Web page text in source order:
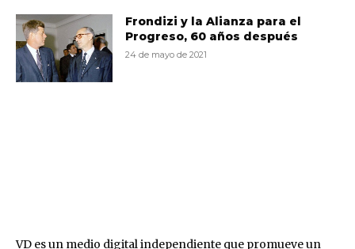
Frondizi y la Alianza para el
Progreso, 60 años después
24 de mayo de 2021
VD es un medio digital independiente que promueve un